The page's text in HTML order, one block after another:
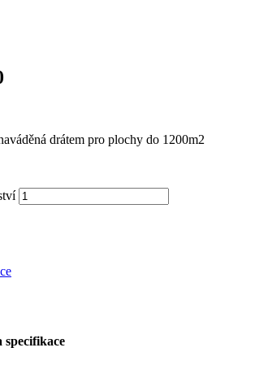
drátem pro plochy do 1200m2